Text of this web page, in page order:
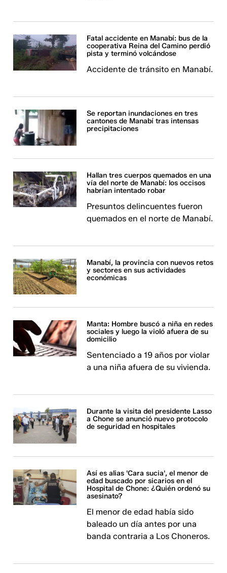
Fatal accidente en Manabí: bus de la
cooperativa Reina del Camino perdió
pista y terminó volcándose
Accidente de tránsito en Manabí.
Se reportan inundaciones en tres
cantones de Manabí tras intensas
precipitaciones
Hallan tres cuerpos quemados en una
vía del norte de Manabí: los occisos
habrían intentado robar
Presuntos delincuentes fueron
quemados en el norte de Manabí.
Manabí, la provincia con nuevos retos
y sectores en sus actividades
económicas
Manta: Hombre buscó a niña en redes
sociales y luego la violó afuera de su
domicilio
Sentenciado a 19 años por violar
a una niña afuera de su vivienda.
Durante la visita del presidente Lasso
a Chone se anunció nuevo protocolo
de seguridad en hospitales
Así es alias 'Cara sucia', el menor de
edad buscado por sicarios en el
Hospital de Chone: ¿Quién ordenó su
asesinato?
El menor de edad había sido
baleado un día antes por una
banda contraria a Los Choneros.